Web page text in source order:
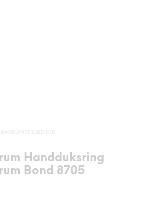
Handduksring
Bond 8705